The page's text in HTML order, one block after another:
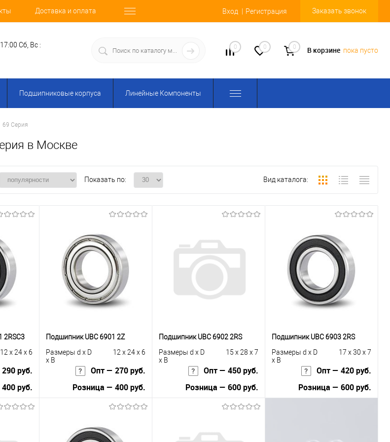
Доставка и оплата Вход Регистрация Заказать звонок
Сб, Вс :
0 0 0 В корзине пока пусто
Подшипниковые корпуса Линейные Компоненты
69 Серия
в Москве
Показать по: Вид каталога:
2RSС3
12 x 24 x 6
руб.
руб.
Подшипник UBC 6901 2Z
Размеры d x D
x B
12 x 24 x 6
Опт — 270 руб.
Розница — 400 руб.
Подшипник UBC 6902 2RS
Размеры d x D
x B
15 x 28 x 7
Опт — 450 руб.
Розница — 600 руб.
Подшипник UBC 6903 2RS
Размеры d x D
x B
17 x 30 x 7
Опт — 420 руб.
Розница — 600 руб.